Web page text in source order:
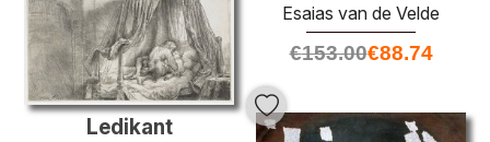
Esaias van de Velde
€153.00€88.74
Ledikant